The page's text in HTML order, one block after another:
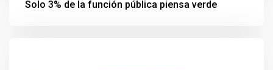
Solo 3% de la función pública piensa verde